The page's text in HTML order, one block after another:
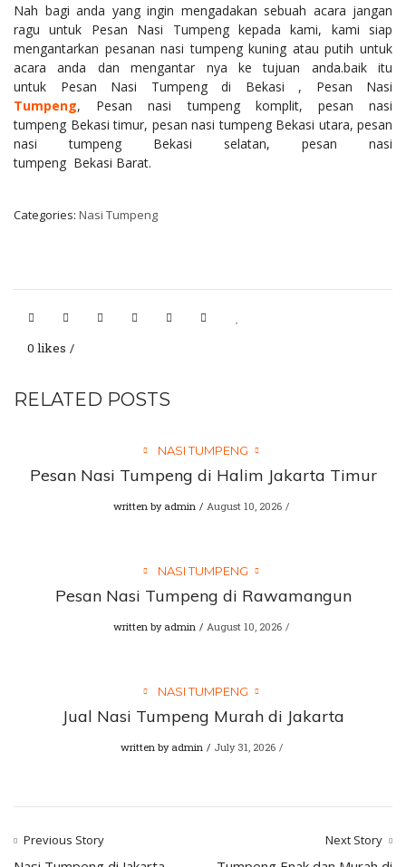
Nah bagi anda yang ingin mengadakan sebuah acara jangan
ragu untuk Pesan Nasi Tumpeng kepada kami, kami siap
mengantarkan pesanan nasi tumpeng kuning atau putih untuk
acara anda dan mengantar nya ke tujuan anda.baik itu
untuk Pesan Nasi Tumpeng di Bekasi , Pesan Nasi
Tumpeng, Pesan nasi tumpeng komplit, pesan nasi
tumpeng Bekasi timur, pesan nasi tumpeng Bekasi utara, pesan
nasi tumpeng Bekasi selatan, pesan nasi
tumpeng Bekasi Barat.
Categories: Nasi Tumpeng
0 likes
RELATED POSTS
NASI TUMPENG
Pesan Nasi Tumpeng di Halim Jakarta Timur
written by admin August 10, 2026
NASI TUMPENG
Pesan Nasi Tumpeng di Rawamangun
written by admin August 10, 2026
NASI TUMPENG
Jual Nasi Tumpeng Murah di Jakarta
written by admin July 31, 2026
Previous Story Next Story